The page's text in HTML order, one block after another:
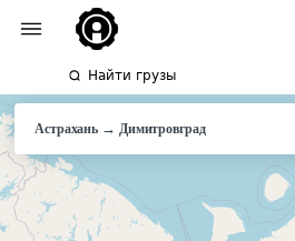
Найти грузы
Астрахань → Димитровград